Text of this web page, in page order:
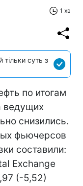
1 хв
суть з
по итогам
ведущих
снизились.
фьючерсов
составили:
Exchange
(-5,52)